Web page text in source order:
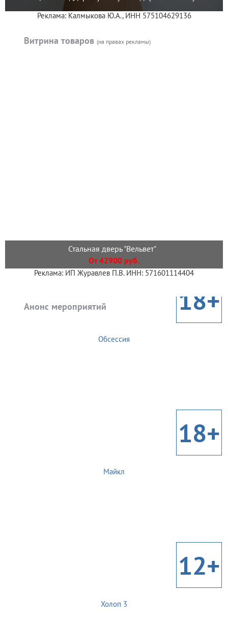
Реклама: Калмыкова Ю.А., ИНН 575104629136
Витрина товаров (на правах рекламы)
Стальная дверь "Вельвет"
От 42900 руб.
Реклама: ИП Журавлев П.В. ИНН: 571601114404
Анонс мероприятий 18+
Обсессия
18+
Майкл
12+
Холоп 3